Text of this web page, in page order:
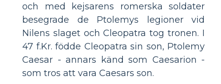
och med kejsarens romerska soldater
besegrade de Ptolemys legioner vid
Nilens slaget och Cleopatra tog tronen. I
47 f.Kr. födde Cleopatra sin son, Ptolemy
Caesar - annars känd som Caesarion -
som tros att vara Caesars son.